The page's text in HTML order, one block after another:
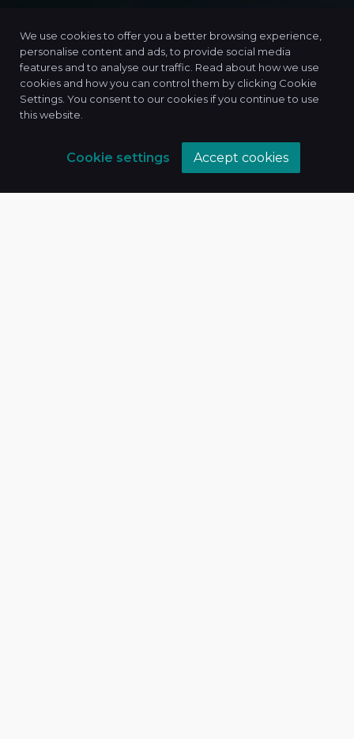
Bizimlə əlaqə
Xidmətlərimiz
We use cookies to offer you a better browsing experience,
personalise content and ads, to provide social media
features and to analyse our traffic. Read about how we use
cookies and how you can control them by clicking Cookie
Settings. You consent to our cookies if you continue to use
this website.
Cookie settings Accept cookies